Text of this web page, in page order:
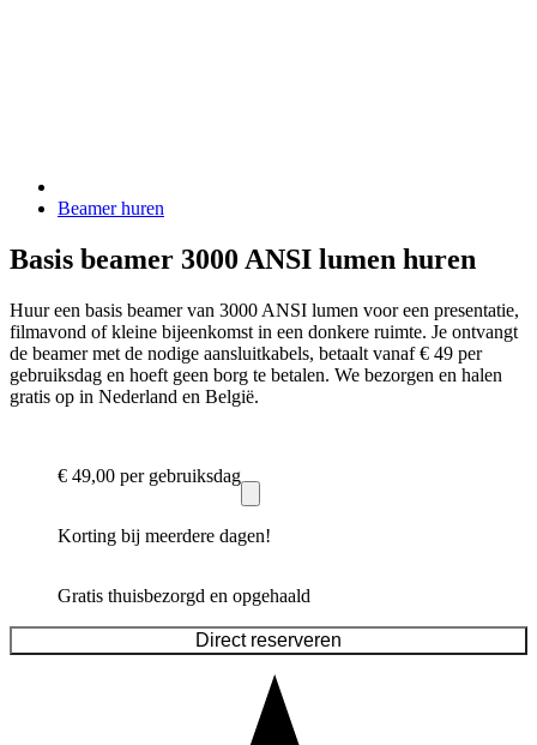
Beamer huren
Basis beamer 3000 ANSI lumen huren
Huur een basis beamer van 3000 ANSI lumen voor een presentatie,
filmavond of kleine bijeenkomst in een donkere ruimte. Je ontvangt
de beamer met de nodige aansluitkabels, betaalt vanaf € 49 per
gebruiksdag en hoeft geen borg te betalen. We bezorgen en halen
gratis op in Nederland en België.
€ 49,00 per gebruiksdag
Korting bij meerdere dagen!
Gratis thuisbezorgd en opgehaald
Direct reserveren